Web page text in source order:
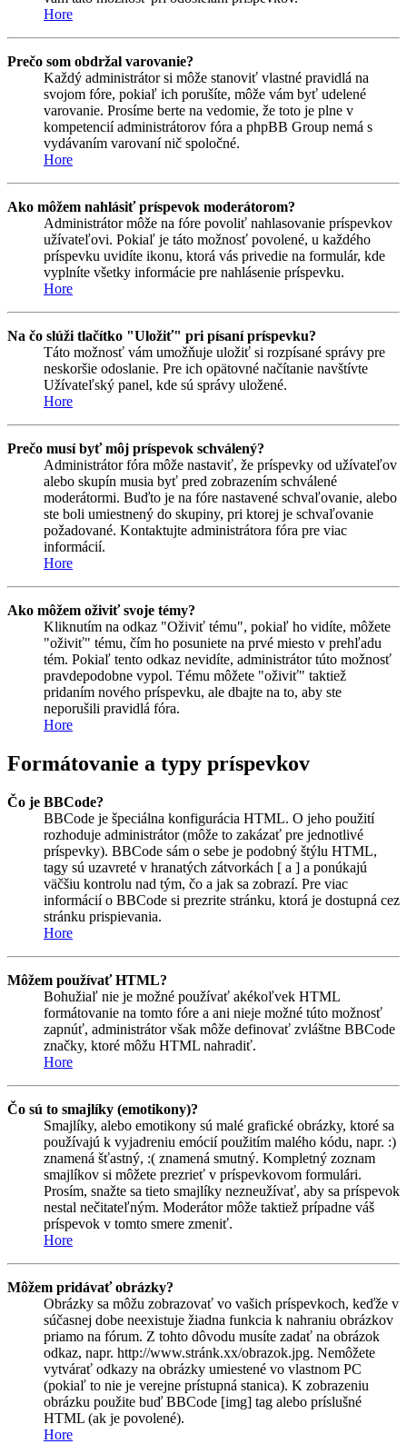
Hore
Prečo som obdržal varovanie?
Každý administrátor si môže stanoviť vlastné pravidlá na
svojom fóre, pokiaľ ich porušíte, môže vám byť udelené
varovanie. Prosíme berte na vedomie, že toto je plne v
kompetencií administrátorov fóra a phpBB Group nemá s
vydávaním varovaní nič spoločné.
Hore
Ako môžem nahlásiť príspevok moderátorom?
Administrátor môže na fóre povoliť nahlasovanie príspevkov
užívateľovi. Pokiaľ je táto možnosť povolené, u každého
príspevku uvidíte ikonu, ktorá vás privedie na formulár, kde
vyplníte všetky informácie pre nahlásenie príspevku.
Hore
Na čo slúži tlačítko "Uložiť" pri písaní príspevku?
Táto možnosť vám umožňuje uložiť si rozpísané správy pre
neskoršie odoslanie. Pre ich opätovné načítanie navštívte
Užívateľský panel, kde sú správy uložené.
Hore
Prečo musí byť môj príspevok schválený?
Administrátor fóra môže nastaviť, že príspevky od užívateľov
alebo skupín musia byť pred zobrazením schválené
moderátormi. Buďto je na fóre nastavené schvaľovanie, alebo
ste boli umiestnený do skupiny, pri ktorej je schvaľovanie
požadované. Kontaktujte administrátora fóra pre viac
informácií.
Hore
Ako môžem oživiť svoje témy?
Kliknutím na odkaz "Oživiť tému", pokiaľ ho vidíte, môžete
"oživiť" tému, čím ho posuniete na prvé miesto v prehľadu
tém. Pokiaľ tento odkaz nevidíte, administrátor túto možnosť
pravdepodobne vypol. Tému môžete "oživiť" taktiež
pridaním nového príspevku, ale dbajte na to, aby ste
neporušili pravidlá fóra.
Hore
Formátovanie a typy príspevkov
Čo je BBCode?
BBCode je špeciálna konfigurácia HTML. O jeho použití
rozhoduje administrátor (môže to zakázať pre jednotlivé
príspevky). BBCode sám o sebe je podobný štýlu HTML,
tagy sú uzavreté v hranatých zátvorkách [ a ] a ponúkajú
väčšiu kontrolu nad tým, čo a jak sa zobrazí. Pre viac
informácií o BBCode si prezrite stránku, ktorá je dostupná cez
stránku prispievania.
Hore
Môžem používať HTML?
Bohužiaľ nie je možné používať akékoľvek HTML
formátovanie na tomto fóre a ani nieje možné túto možnosť
zapnúť, administrátor však môže definovať zvláštne BBCode
značky, ktoré môžu HTML nahradiť.
Hore
Čo sú to smajlíky (emotikony)?
Smajlíky, alebo emotikony sú malé grafické obrázky, ktoré sa
používajú k vyjadreniu emócií použitím malého kódu, napr. :)
znamená šťastný, :( znamená smutný. Kompletný zoznam
smajlíkov si môžete prezrieť v príspevkovom formulári.
Prosím, snažte sa tieto smajlíky nezneužívať, aby sa príspevok
nestal nečitateľným. Moderátor môže taktiež prípadne váš
príspevok v tomto smere zmeniť.
Hore
Môžem pridávať obrázky?
Obrázky sa môžu zobrazovať vo vašich príspevkoch, keďže v
súčasnej dobe neexistuje žiadna funkcia k nahraniu obrázkov
priamo na fórum. Z tohto dôvodu musíte zadať na obrázok
odkaz, napr. http://www.stránk.xx/obrazok.jpg. Nemôžete
vytvárať odkazy na obrázky umiestené vo vlastnom PC
(pokiaľ to nie je verejne prístupná stanica). K zobrazeniu
obrázku použite buď BBCode [img] tag alebo príslušné
HTML (ak je povolené).
Hore